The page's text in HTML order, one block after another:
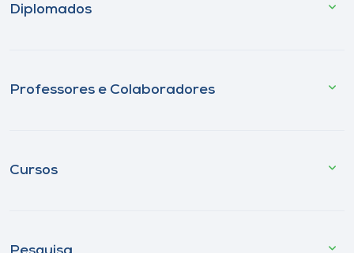
Diplomados
Professores e Colaboradores
Cursos